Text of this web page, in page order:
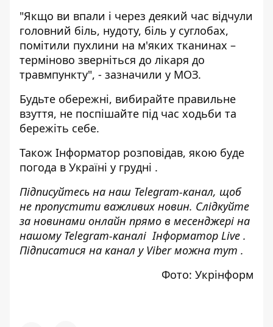
"Якщо ви впали і через деякий час відчули
головний біль, нудоту, біль у суглобах,
помітили пухлини на м'яких тканинах –
терміново зверніться до лікаря до
травмпункту", - зазначили у МОЗ.
Будьте обережні, вибирайте правильне
взуття, не поспішайте під час ходьби та
бережіть себе.
Також Інформатор розповідав, якою буде
погода в Україні у грудні .
Підписуйтесь на наш Telegram-канал, щоб
не пропустити важливих новин. Слідкуйте
за новинами онлайн прямо в месенджері на
нашому Telegram-каналіІнформатор Live .
Підписатися на канал у Viber можна тут .
Фото: Укрінформ